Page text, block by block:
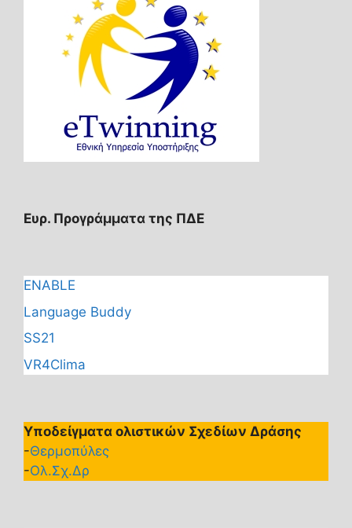
Ευρ. Προγράμματα της ΠΔΕ
ENABLE
Language Buddy
SS21
VR4Clima
Υποδείγματα ολιστικών Σχεδίων Δράσης
-Θερμοπύλες
-Ολ.Σχ.Δρ